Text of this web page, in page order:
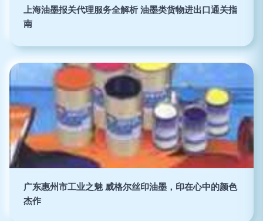
上海油墨报关代理服务全解析 油墨类货物进出口通关指
南
广东惠州市工业之魅 威格尔丝印油墨，印在心中的颜色
杰作